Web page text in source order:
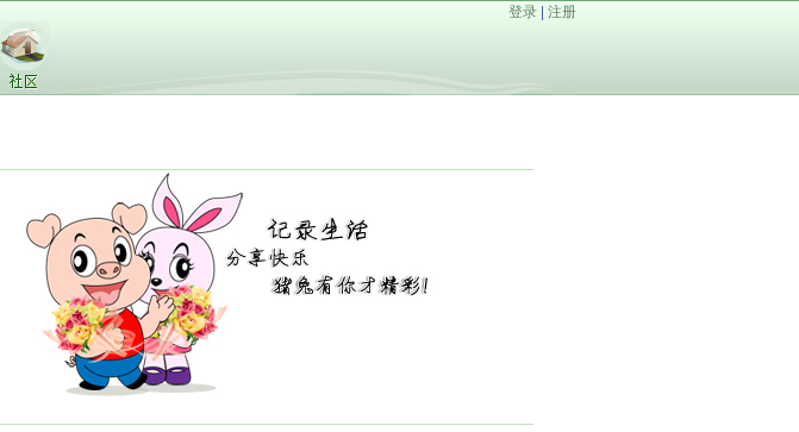
登录 注册